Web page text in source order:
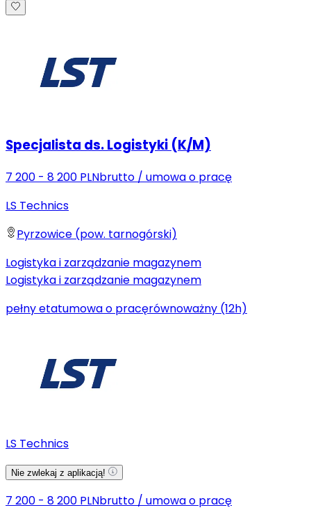
Specjalista ds. Logistyki (K/M)
7 200 - 8 200 PLNbrutto / umowa o pracę
LS Technics
Pyrzowice (pow. tarnogórski)
Logistyka i zarządzanie magazynem
Logistyka i zarządzanie magazynem
pełny etatumowa o pracęrównoważny (12h)
LS Technics
Nie zwlekaj z aplikacją!
7 200 - 8 200 PLNbrutto / umowa o pracę